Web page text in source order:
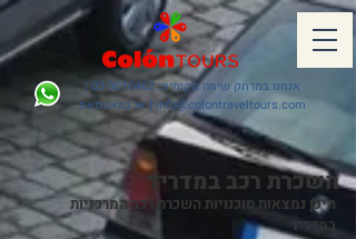
אנחנו במרחק שיחה מקומית:03-9010462
|
info@colontraveltours.com
|או בוואטסאפ
השכרת רכב במדריד
היכן נמצאות סוכנויות השכרת רכב המרכזיות
במדריד